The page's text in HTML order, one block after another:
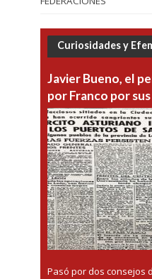
Curiosidades y
Javier Bueno, el
por Franco por
Pasó por dos consejos